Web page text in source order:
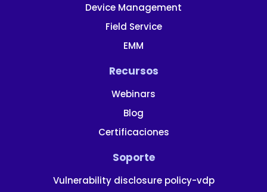
Device Management
Field Service
EMM
Recursos
Webinars
Blog
Certificaciones
Soporte
Vulnerability disclosure policy-vdp